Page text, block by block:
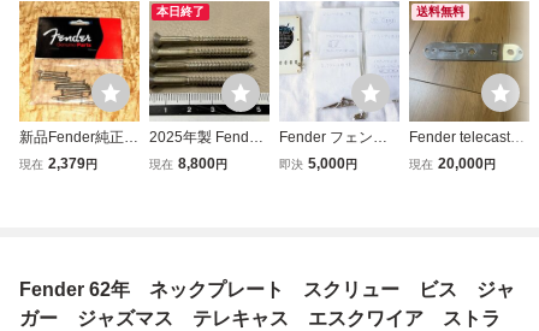
新品Fender純正P
ure Vintage Slotte
ビス ボルト
現在 2,379円
本日終了
2025年製 Fender
Custom Shop195
ント・ネジ
現在 8,800円
Fender フェンダ
ー 純正品 テレキ
即決 5,000円
送料無料
Fender telecaster
62年 コントロー
現在 20,000円
Fender 62年 ネックプレート スクリュー ビス ジャ
ガー ジャズマス テレキャス エスクワイア ストラ